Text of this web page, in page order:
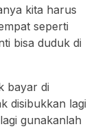
kita harus
seperti
bisa duduk di
bayar di
disibukkan lagi
gunakanlah